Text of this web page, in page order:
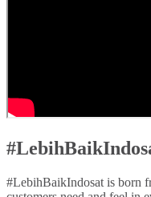
#LebihBaikIndosat is born